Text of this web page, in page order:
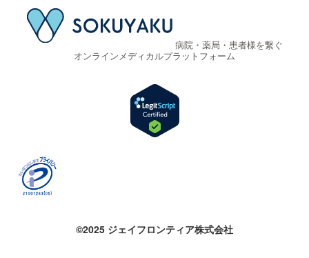
病院・薬局・患者様を繋ぐ
オンラインメディカルプラットフォーム
©2025 ジェイフロンティア株式会社